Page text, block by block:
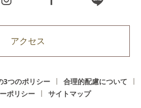
アクセス
3つのポリシー
合理的配慮について
ポリシー
サイトマップ